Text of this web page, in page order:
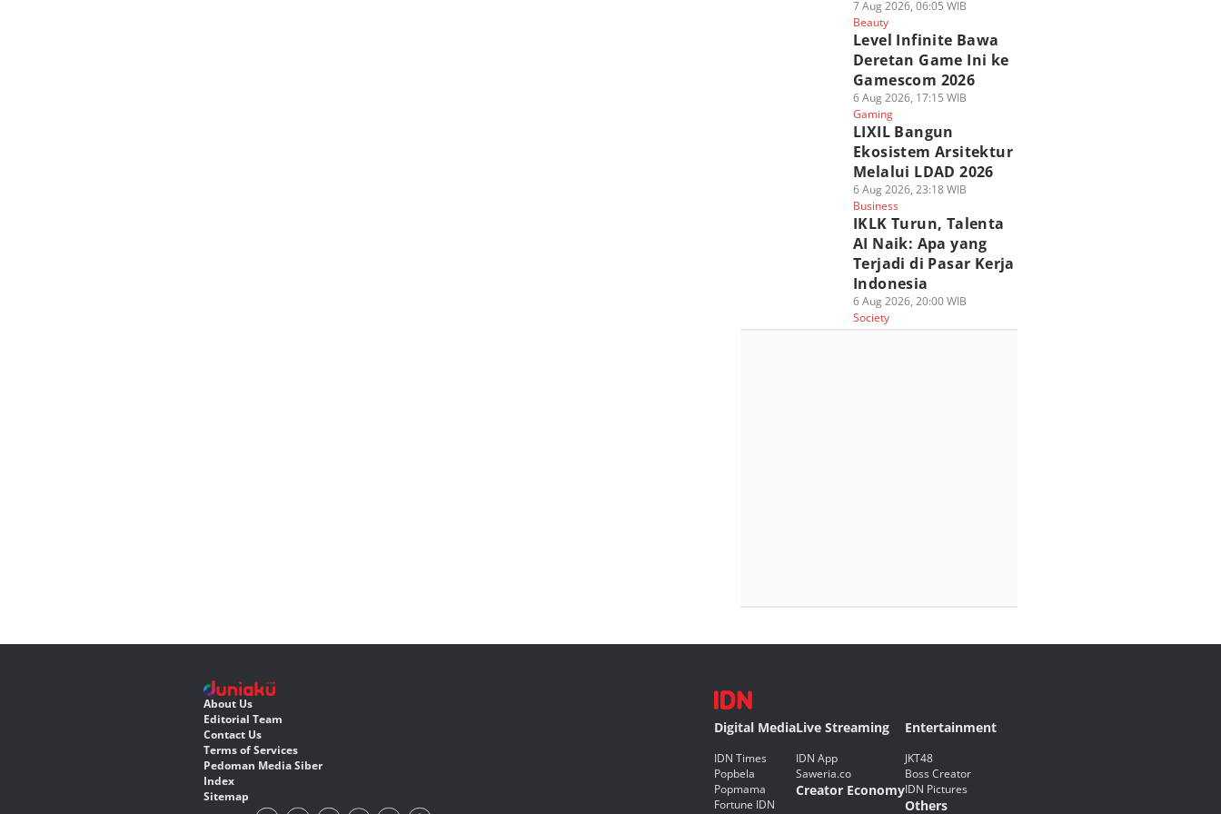
7 Aug 2026, 06:05 WIB
Beauty
Level Infinite Bawa
Deretan Game Ini ke
Gamescom 2026
6 Aug 2026, 17:15 WIB
Gaming
LIXIL Bangun
Ekosistem Arsitektur
Melalui LDAD 2026
6 Aug 2026, 23:18 WIB
Business
IKLK Turun, Talenta
AI Naik: Apa yang
Terjadi di Pasar Kerja
Indonesia
6 Aug 2026, 20:00 WIB
Society
About Us
Editorial Team
Contact Us
Terms of Services
Pedoman Media Siber
Index
Sitemap
Digital Media
IDN Times
Popbela
Popmama
Fortune IDN
Live Streaming
IDN App
Saweria.co
Creator Economy
Entertainment
JKT48
Boss Creator
IDN Pictures
Others